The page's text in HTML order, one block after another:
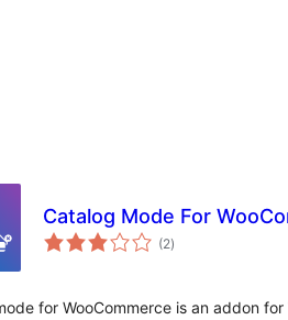
Catalog Mode For
(2общий
рейтинг
)
for WooCommerce is an addon